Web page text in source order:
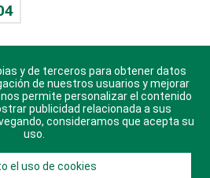
para Android, iOS y
Huawei.
y de terceros para obtener datos
de nuestros usuarios y mejorar
permite personalizar el contenido
publicidad relacionada a sus
consideramos que acepta su
uso.
el uso de cookies